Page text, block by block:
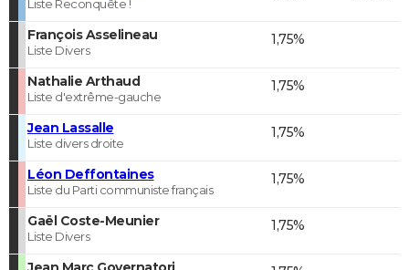
Liste Reconquête !
François Asselineau
Liste Divers
1,75%
Nathalie Arthaud
Liste d'extrême-gauche
1,75%
Jean Lassalle
Liste divers droite
1,75%
Léon Deffontaines
Liste du Parti communiste français
1,75%
Gaël Coste-Meunier
Liste Divers
1,75%